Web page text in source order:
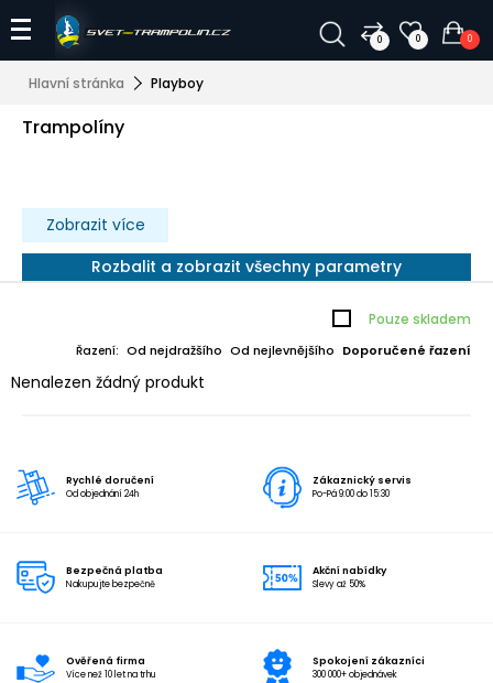
0 0 0
Hlavní stránka Playboy
Trampolíny
Zobrazit více
Rozbalit a zobrazit všechny parametry
Pouze skladem
Řazení: Od nejdražšího Od nejlevnějšího Doporučené řazení
Nenalezen žádný produkt
Rychlé doručení
Od objednání 24h
Zákaznický servis
Po-Pá 9:00 do 15:30
Bezpečná platba
Nakupujte bezpečně
Akční nabídky
Slevy až 50%
Ověřená firma
Více než 10 let na trhu
Spokojení zákazníci
300 000+ objednávek